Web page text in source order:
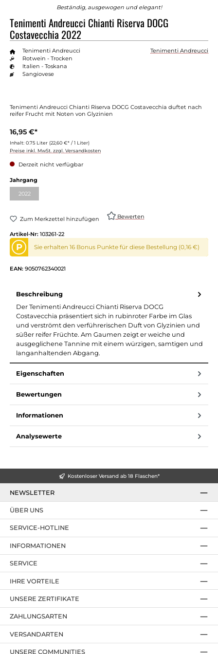
Beständig, ausgewogen und elegant!
Tenimenti Andreucci Chianti Riserva DOCG
Costavecchia 2022
Tenimenti Andreucci
Tenimenti Andreucci
Rotwein - Trocken
Italien - Toskana
Sangiovese
Tenimenti Andreucci Chianti Riserva DOCG Costavecchia duftet nach
reifer Frucht mit Noten von Glyzinien
16,95 €*
Inhalt: 0.75 Liter (22,60 €* / 1 Liter)
Preise inkl. MwSt. zzgl. Versandkosten
Derzeit nicht verfügbar
Jahrgang
2022(Diese Option ist zurzeit nicht verfügbar.)
Zum Merkzettel hinzufügen Bewerten
Artikel-Nr: 103261-22
P Sie erhalten 16 Bonus Punkte für diese Bestellung (0,16 €)
EAN: 9050762340021
Beschreibung
Der Tenimenti Andreucci Chianti Riserva DOCG
Costavecchia präsentiert sich in rubinroter Farbe im Glas
und verströmt den verführerischen Duft von Glyzinien und
süßer reifer Früchte. Am Gaumen zeigt er weiche und
ausgeglichene Tannine mit einem würzigen, samtigen und
langanhaltenden Abgang.
Eigenschaften
Bewertungen
Informationen
Analysewerte
Kostenloser Versand ab 18 Flaschen*
NEWSLETTER
SERVICE-HOTLINE
IHRE VORTEILE
ZAHLUNGSARTEN
ÜBER UNS
UNSERE ZERTIFIKATE
INFORMATIONEN
SERVICE
UNSERE COMMUNITIES
VERSANDARTEN